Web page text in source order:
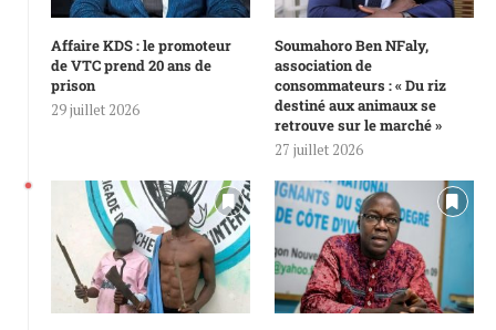
Affaire KDS : le promoteur
de VTC prend 20 ans de
prison
29 juillet 2026
Soumahoro Ben NFaly,
association de
consommateurs : « Du riz
destiné aux animaux se
retrouve sur le marché »
27 juillet 2026